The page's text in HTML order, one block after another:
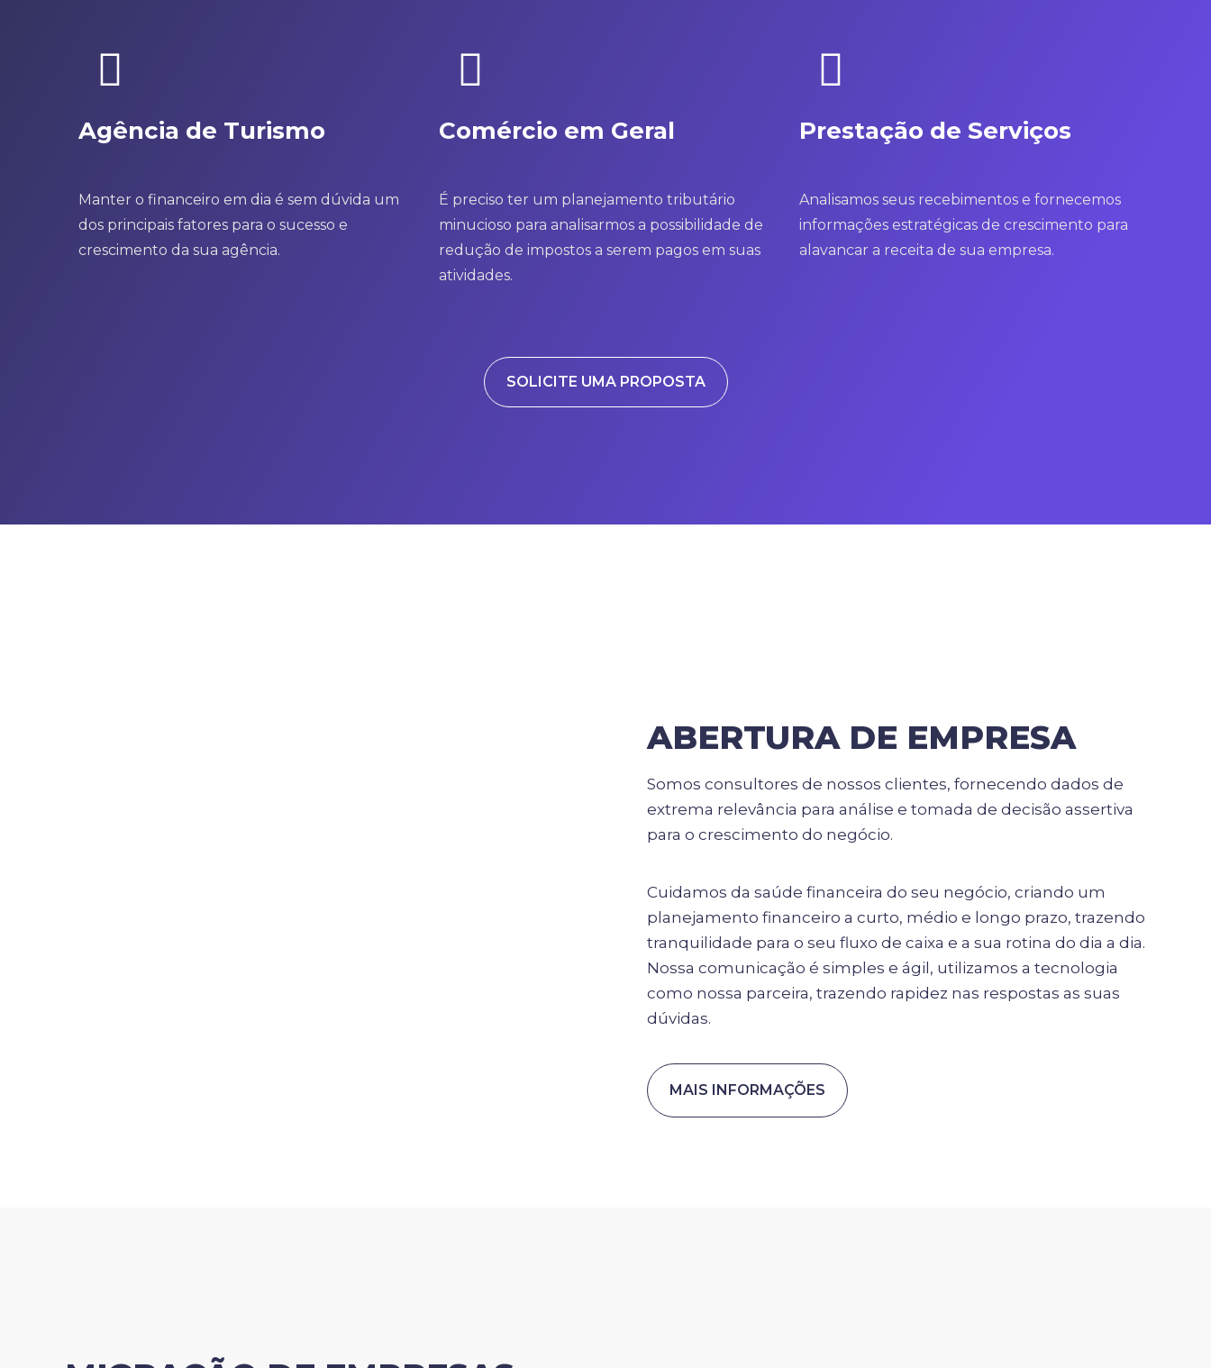
Agência de Turismo
Manter o financeiro em dia é sem dúvida um
dos principais fatores para o sucesso e
crescimento da sua agência.
Comércio em Geral
É preciso ter um planejamento tributário
minucioso para analisarmos a possibilidade de
redução de impostos a serem pagos em suas
atividades.
Prestação de Serviços
Analisamos seus recebimentos e fornecemos
informações estratégicas de crescimento para
alavancar a receita de sua empresa.
SOLICITE UMA PROPOSTA
ABERTURA DE EMPRESA
Somos consultores de nossos clientes, fornecendo dados de
extrema relevância para análise e tomada de decisão assertiva
para o crescimento do negócio.
Cuidamos da saúde financeira do seu negócio, criando um
planejamento financeiro a curto, médio e longo prazo, trazendo
tranquilidade para o seu fluxo de caixa e a sua rotina do dia a dia.
Nossa comunicação é simples e ágil, utilizamos a tecnologia
como nossa parceira, trazendo rapidez nas respostas as suas
dúvidas.
MAIS INFORMAÇÕES